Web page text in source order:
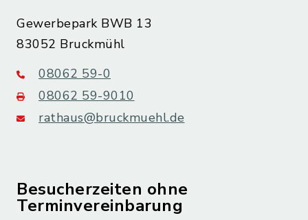
Gewerbepark BWB 13
83052 Bruckmühl
08062 59-0
08062 59-9010
rathaus@bruckmuehl.de
Besucherzeiten ohne
Terminvereinbarung